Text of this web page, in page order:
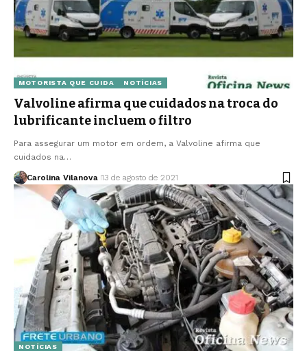
MOTORISTA QUE CUIDA NOTÍCIAS
Valvoline afirma que cuidados na troca do
lubrificante incluem o filtro
Para assegurar um motor em ordem, a Valvoline afirma que
cuidados na…
Carolina Vilanova 13 de agosto de 2021
NOTÍCIAS